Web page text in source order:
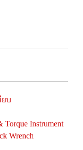
ยบ
Torque Instrument
Wrench